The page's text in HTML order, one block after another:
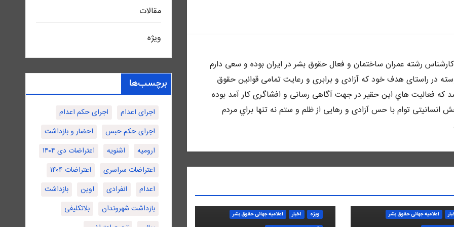
متولد سال ٦٥ در كرج ،كارشناس رشته عمران ساختمان و فعال حقوق بشر در ايران بوده و سعى دارم
در راستاى هدف خود كه آزادى و برابرى و رعايت تمامى قوانين حقوق
كه فعاليت هاي اين حقير در جهت آگاهى رسانى و افشاگرى كار آمد بوده
توام با حس آزادى و رهايى از ظلم و ستم نه تنها براي مردم
اعلاميه جهانی حقوق بشر
ویژه اخبار
اعلاميه جهانی حقوق بشر
مقالات
ویژه
برچسب‌ها
اجرای اعدام
اجرای حکم اعدام
اجرای حکم حبس
احضار و بازداشت
ارومیه
اشنویه
اعتراضات دی ۱۴۰۴
اعتراضات سراسری
اعتراضات ۱۴۰۴
اعدام
انفرادی اوین
بازداشت
بازداشت شهروندان
بلاتکلیفی